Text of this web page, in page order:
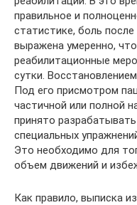
правильное и
статистике, боль
выражена умеренно,
реабилитационные
сутки.
Под его присмотром
частичной или полной
принято
специальных
Это необходимо для
объем движений и
Как правило, выписка